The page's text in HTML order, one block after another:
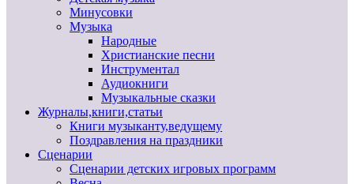
Минусовки
Музыка
Народные
Христианские песни
Инструментал
Аудиокниги
Музыкальные сказки
Журналы,книги,статьи
Книги музыканту,ведущему
Поздравления на праздники
Сценарии
Сценарии детских игровых программ